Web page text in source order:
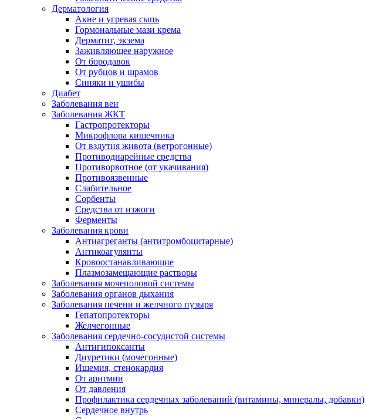
Дерматология
Акне и угревая сыпь
Гормональные мази крема
Дерматит, экзема
Заживляющее наружное
От бородавок
От рубцов и шрамов
Синяки и ушибы
Диабет
Заболевания вен
Заболевания ЖКТ
Гастропротекторы
Микрофлора кишечника
От вздутия живота (ветрогонные)
Противодиарейные средства
Противорвотное (от укачивания)
Противоязвенные
Слабительное
Сорбенты
Средства от изжоги
Ферменты
Заболевания крови
Антиагреганты (антитромбоцитарные)
Антикоагулянты
Кровоостанавливающие
Плазмозамещающие растворы
Заболевания мочеполовой системы
Заболевания органов дыхания
Заболевания печени и желчного пузыря
Гепатопротекторы
Желчегонные
Заболевания сердечно-сосудистой системы
Антигипоксанты
Диуретики (мочегонные)
Ишемия, стенокардия
От аритмии
От давления
Профилактика сердечных заболеваний (витамины, минералы, добавки)
Сердечное внутрь